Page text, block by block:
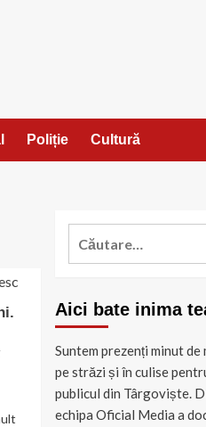
Poliție Cultură
Caută
Aici bate inima
Suntem prezenți minut
pe străzi și în culise
publicul din Târgoviște.
echipa Oficial Media a